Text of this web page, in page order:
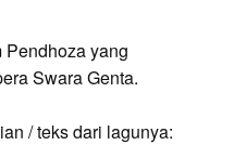
yang
Swara Genta.
/ teks dari lagunya: